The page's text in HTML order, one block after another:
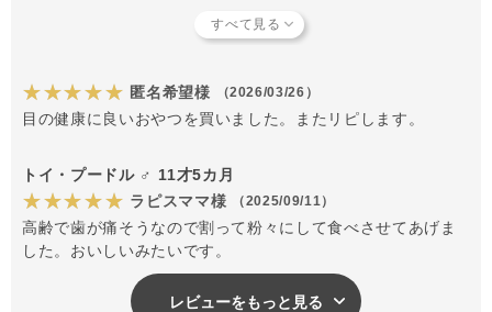
＃お出かけにぴったりなおやつ
★★★★★ 匿名希望様 （2026/03/26）
目の健康に良いおやつを買いました。またリピします。
トイ・プードル ♂ 11才5カ月
★★★★★ ラピスママ様 （2025/09/11）
高齢で歯が痛そうなので割って粉々にして食べさせてあげま
した。おいしいみたいです。
レビューをもっと見る